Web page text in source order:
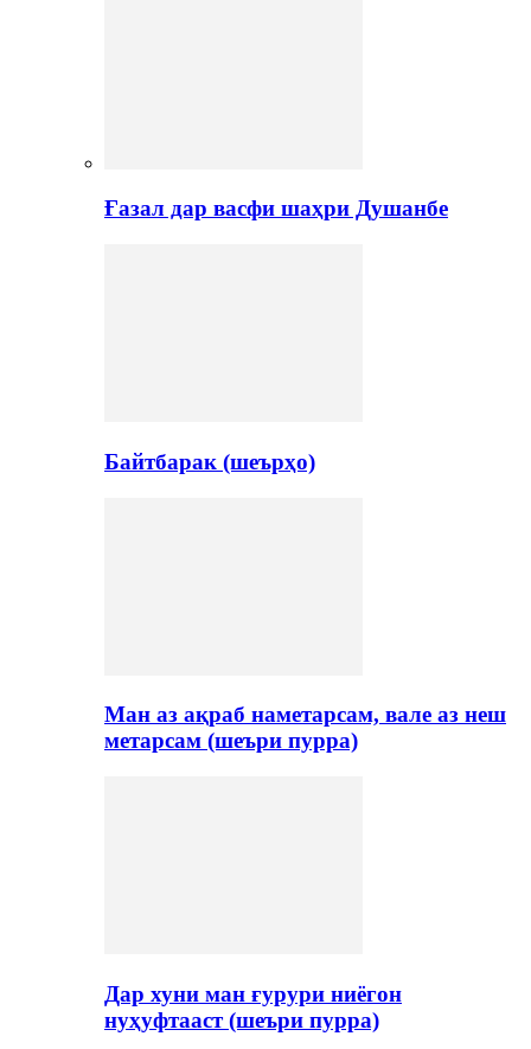
Ғазал дар васфи шаҳри Душанбе
Байтбарак (шеърҳо)
Ман аз ақраб наметарсам, вале аз неш
метарсам (шеъри пурра)
Дар хуни ман ғурури ниёгон
нуҳуфтааст (шеъри пурра)